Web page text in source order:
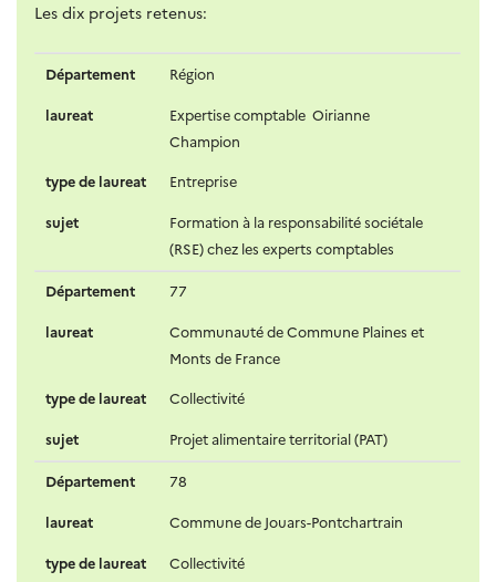
Les dix projets retenus:
Département Région
laureat
Expertise comptable Oirianne
Champion
type de laureat Entreprise
sujet
Formation à la responsabilité sociétale
(RSE) chez les experts comptables
Département 77
laureat
Communauté de Commune Plaines et
Monts de France
type de laureat Collectivité
sujet Projet alimentaire territorial (PAT)
Département 78
laureat Commune de Jouars-Pontchartrain
type de laureat Collectivité